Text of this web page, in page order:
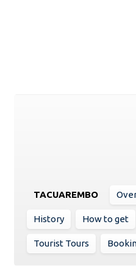
TACUAREMBO
History How to get
Tourist Tours